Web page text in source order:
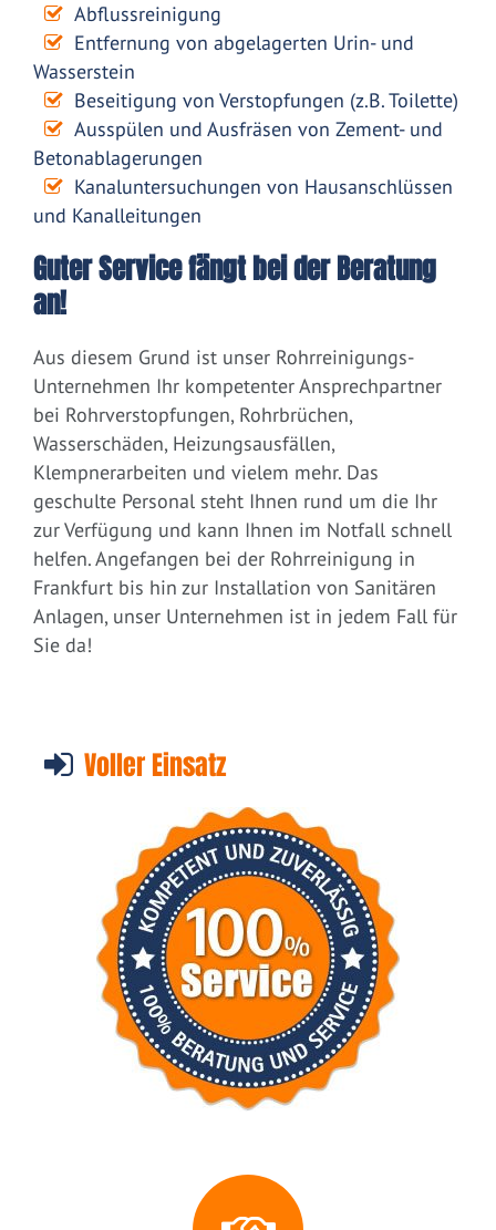
Abflussreinigung
Entfernung von abgelagerten Urin- und
Wasserstein
Beseitigung von Verstopfungen (z.B. Toilette)
Ausspülen und Ausfräsen von Zement- und
Betonablagerungen
Kanaluntersuchungen von Hausanschlüssen
und Kanalleitungen
Guter Service fängt bei der Beratung
an!
Aus diesem Grund ist unser Rohrreinigungs-
Unternehmen Ihr kompetenter Ansprechpartner
bei Rohrverstopfungen, Rohrbrüchen,
Wasserschäden, Heizungsausfällen,
Klempnerarbeiten und vielem mehr. Das
geschulte Personal steht Ihnen rund um die Ihr
zur Verfügung und kann Ihnen im Notfall schnell
helfen. Angefangen bei der Rohrreinigung in
Frankfurt bis hin zur Installation von Sanitären
Anlagen, unser Unternehmen ist in jedem Fall für
Sie da!
Voller Einsatz